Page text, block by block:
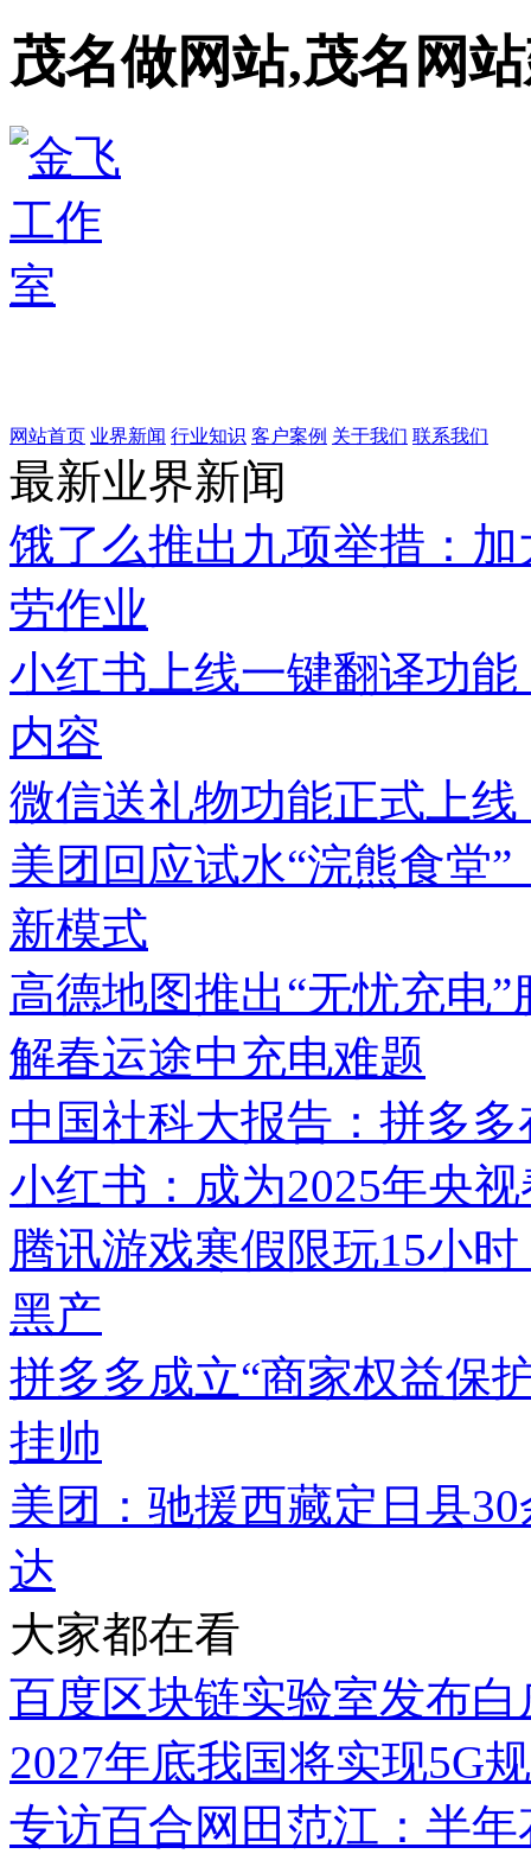
茂名做网站,茂名网
网站首页 业界新闻 行业知识 客户案例 关于我们 联系我们
最新业界新闻
饿了么推出九项举措：
劳作业
小红书上线一键翻译功
内容
微信送礼物功能正式上
美团回应试水“浣熊食堂
新模式
高德地图推出“无忧充电
解春运途中充电难题
中国社科大报告：拼多
小红书：成为2025年央
腾讯游戏寒假限玩15小
黑产
拼多多成立“商家权益保
挂帅
美团：驰援西藏定日县
达
大家都在看
百度区块链实验室发布
2027年底我国将实现5G
专访百合网田范江：半